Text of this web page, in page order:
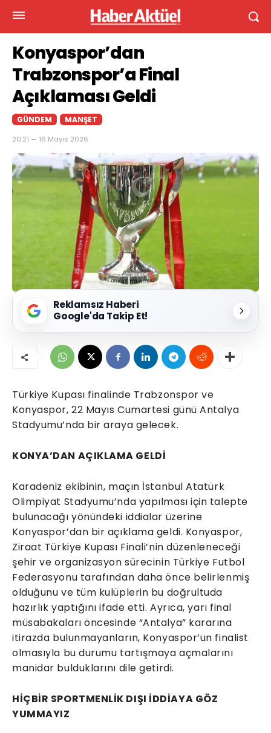
Konyaspor’dan
Trabzonspor’a Final
Açıklaması Geldi
GÜNDEM MANŞET
20:21 — 16 Mayıs 2026
Reklamsız Haberi
Google'da Takip Et!
Türkiye Kupası finalinde Trabzonspor ve
Konyaspor, 22 Mayıs Cumartesi günü Antalya
Stadyumu’nda bir araya gelecek.
KONYA’DAN AÇIKLAMA GELDİ
Karadeniz ekibinin, maçın İstanbul Atatürk
Olimpiyat Stadyumu’nda yapılması için talepte
bulunacağı yönündeki iddialar üzerine
Konyaspor’dan bir açıklama geldi. Konyaspor,
Ziraat Türkiye Kupası Finali’nin düzenleneceği
şehir ve organizasyon sürecinin Türkiye Futbol
Federasyonu tarafından daha önce belirlenmiş
olduğunu ve tüm kulüplerin bu doğrultuda
hazırlık yaptığını ifade etti. Ayrıca, yarı final
müsabakaları öncesinde “Antalya” kararına
itirazda bulunmayanların, Konyaspor’un finalist
olmasıyla bu durumu tartışmaya açmalarını
manidar bulduklarını dile getirdi.
HİÇBİR SPORTMENLİK DIŞI İDDİAYA GÖZ
YUMMAYIZ